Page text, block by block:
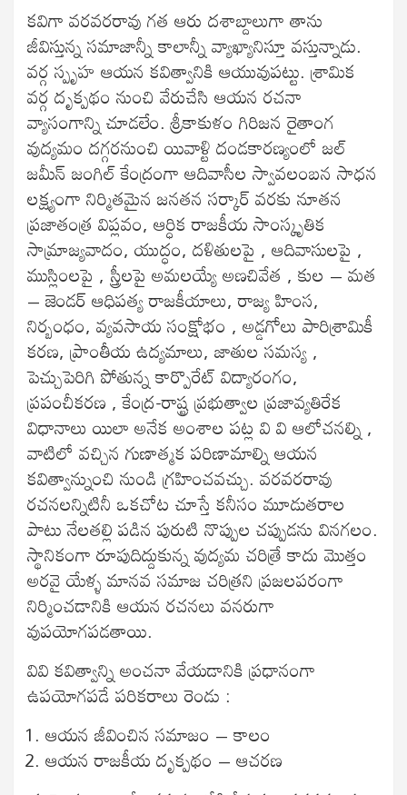
కవిగా వరవరరావు గత ఆరు దశాబ్దాలుగా తాను
జీవిస్తున్న సమాజాన్నీ కాలాన్నీ వ్యాఖ్యానిస్తూ వస్తున్నాడు.
వర్గ స్పృహ ఆయన కవిత్వానికి ఆయువుపట్టు. శ్రామిక
వర్గ దృక్పథం నుంచి వేరుచేసి ఆయన రచనా
వ్యాసంగాన్ని చూడలేం. శ్రీకాకుళం గిరిజన రైతాంగ
వుద్యమం దగ్గరనుంచి యివాళ్టి దండకారణ్యంలో జల్
జమీన్ జంగిల్ కేంద్రంగా ఆదివాసీల స్వావలంబన సాధన
లక్ష్యంగా నిర్మితమైన జనతన సర్కార్ వరకు నూతన
ప్రజాతంత్ర విప్లవం, ఆర్ధిక రాజకీయ సాంస్కృతిక
సామ్రాజ్యవాదం, యుద్ధం, దళితులపై , ఆదివాసులపై ,
ముస్లింలపై , స్త్రీలపై అమలయ్యే అణచివేత , కుల – మత
– జెండర్ ఆధిపత్య రాజకీయాలు, రాజ్య హింస,
నిర్బంధం, వ్యవసాయ సంక్షోభం , అడ్డగోలు పారిశ్రామికీ
కరణ, ప్రాంతీయ ఉద్యమాలు, జాతుల సమస్య ,
పెచ్చుపెరిగి పోతున్న కార్పొరేట్ విద్యారంగం,
ప్రపంచీకరణ , కేంద్ర-రాష్ట్ర ప్రభుత్వాల ప్రజావ్యతిరేక
విధానాలు యిలా అనేక అంశాల పట్ల వి వి ఆలోచనల్ని ,
వాటిలో వచ్చిన గుణాత్మక పరిణామాల్ని ఆయన
కవిత్వాన్నుంచి నుండి గ్రహించవచ్చు. వరవరరావు
రచనలన్నిటినీ ఒకచోట చూస్తే కనీసం మూడుతరాల
పాటు నేలతల్లి పడిన పురుటి నొప్పుల చప్పుడను వినగలం.
స్థానికంగా రూపుదిద్దుకున్న వుద్యమ చరిత్రే కాదు మొత్తం
అరవై యేళ్ళ మానవ సమాజ చరిత్రని ప్రజలపరంగా
నిర్మించడానికి ఆయన రచనలు వనరుగా
వుపయోగపడతాయి.
వివి కవిత్వాన్ని అంచనా వేయడానికి ప్రధానంగా
ఉపయోగపడే పరికరాలు రెండు :
ఆయన జీవించిన సమాజం – కాలం
ఆయన రాజకీయ దృక్పథం – ఆచరణ